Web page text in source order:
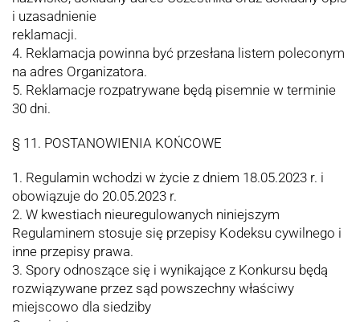
i uzasadnienie
reklamacji.
4. Reklamacja powinna być przesłana listem poleconym
na adres Organizatora.
5. Reklamacje rozpatrywane będą pisemnie w terminie
30 dni.
§ 11. POSTANOWIENIA KOŃCOWE
1. Regulamin wchodzi w życie z dniem 18.05.2023 r. i
obowiązuje do 20.05.2023 r.
2. W kwestiach nieuregulowanych niniejszym
Regulaminem stosuje się przepisy Kodeksu cywilnego i
inne przepisy prawa.
3. Spory odnoszące się i wynikające z Konkursu będą
rozwiązywane przez sąd powszechny właściwy
miejscowo dla siedziby